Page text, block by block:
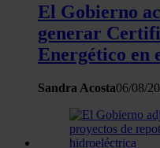
El Gobierno
generar
Energético en
Sandra Acosta06/08/